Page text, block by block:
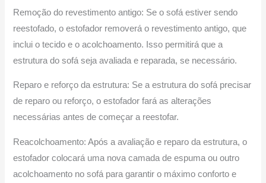
Remoção do revestimento antigo: Se o sofá estiver sendo
reestofado, o estofador removerá o revestimento antigo, que
inclui o tecido e o acolchoamento. Isso permitirá que a
estrutura do sofá seja avaliada e reparada, se necessário.
Reparo e reforço da estrutura: Se a estrutura do sofá precisar
de reparo ou reforço, o estofador fará as alterações
necessárias antes de começar a reestofar.
Reacolchoamento: Após a avaliação e reparo da estrutura, o
estofador colocará uma nova camada de espuma ou outro
acolchoamento no sofá para garantir o máximo conforto e